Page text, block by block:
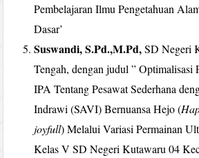
Pembelajaran Ilmu Pengetahuan
Dasar’
Suswandi, S.Pd.,M.Pd,SD Negeri
Tengah, dengan judul ” Optimalisasi
IPA Tentang Pesawat Sederhana
Indrawi (SAVI) Bernuansa Hejo (
joyfull) Melalui Variasi Permainan
Kelas V SD Negeri Kutawaru 04